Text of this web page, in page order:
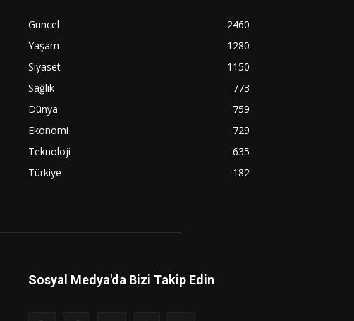
Güncel
2460
Yaşam
1280
Siyaset
1150
Sağlık
773
Dünya
759
Ekonomi
729
Teknoloji
635
Türkiye
182
Sosyal Medya'da Bizi Takip Edin